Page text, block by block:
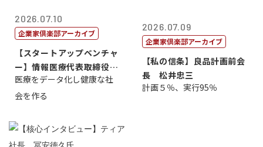
2026.07.10
企業家倶楽部アーカイブ
【スタートアップベンチャ
ー】情報医療代表取締役
原 聖吾
医療をデータ化し健康な社
会を作る
2026.07.09
企業家倶楽部アーカイブ
【私の信条】良品計画前会
長 松井忠三
計画５％、実行95％